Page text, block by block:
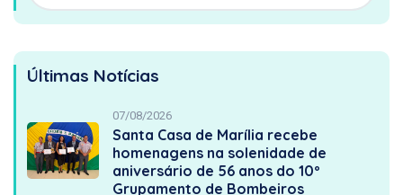
Últimas Notícias
07/08/2026
Santa Casa de Marília recebe
homenagens na solenidade de
aniversário de 56 anos do 10º
Grupamento de Bombeiros